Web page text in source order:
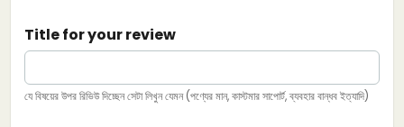
Title for your review
যে বিষয়ের উপর রিভিউ দিচ্ছেন সেটা লিখুন যেমন (পণ্যের মান, কাস্টমার সাপোর্ট, ব্যবহার বান্ধব ইত্যাদি)